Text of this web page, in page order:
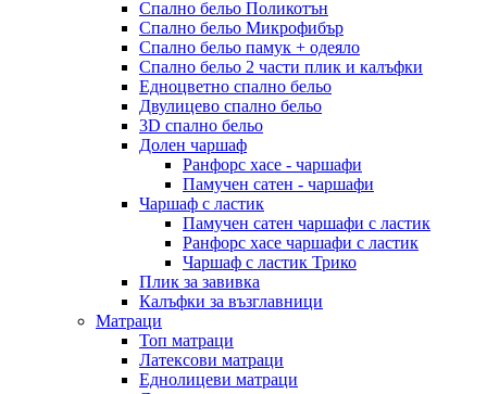
Спално бельо Поликотън
Спално бельо Микрофибър
Спално бельо памук + одеяло
Спално бельо 2 части плик и калъфки
Eдноцветно спално бельо
Двулицево спално бельо
3D спално бельо
Долен чаршаф
Ранфорс хасе - чаршафи
Памучен сатен - чаршафи
Чаршаф с ластик
Памучен сатен чаршафи с ластик
Ранфорс хасе чаршафи с ластик
Чаршаф с ластик Трико
Плик за завивкa
Калъфки за възглавници
Матраци
Топ матраци
Латексови матраци
Еднолицеви матраци